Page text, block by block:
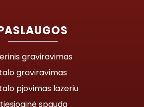
graviravimas
graviravimas
pjovimas lazeriu
spauda